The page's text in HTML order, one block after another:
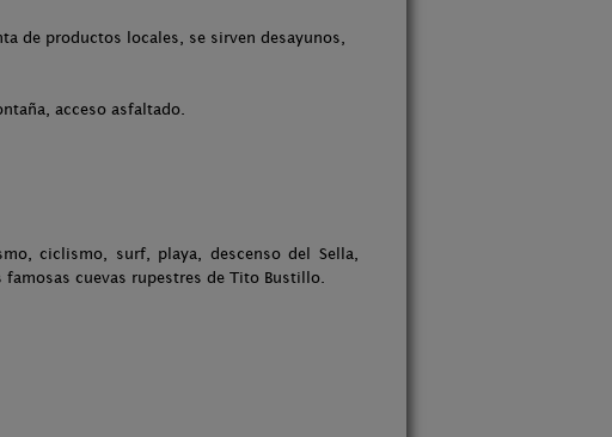
de productos locales, se sirven desayunos,
acceso asfaltado.
ciclismo, surf, playa, descenso del Sella,
cuevas rupestres de Tito Bustillo.